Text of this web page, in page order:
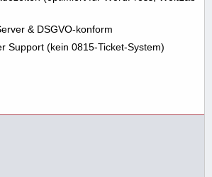
& DSGVO-konform
Support (kein 0815-Ticket-System)